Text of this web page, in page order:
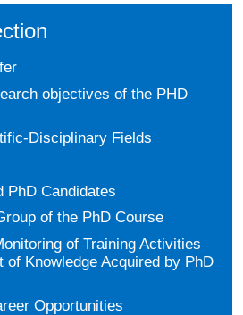
objectives of the PHD
Disciplinary Fields
PhD Candidates
of the PhD Course
of Training Activities
of Knowledge Acquired by PhD
Opportunities